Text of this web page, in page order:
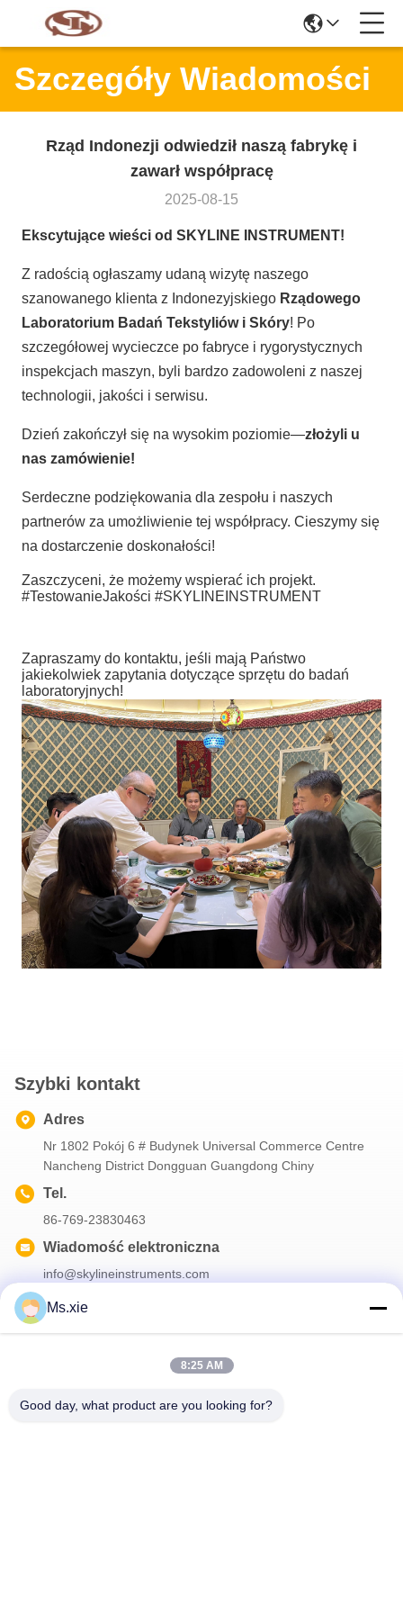
Szczegóły Wiadomości
Rząd Indonezji odwiedził naszą fabrykę i
zawarł współpracę
2025-08-15
Ekscytujące wieści od SKYLINE INSTRUMENT!
Z radością ogłaszamy udaną wizytę naszego
szanowanego klienta z Indonezyjskiego ​ ​Rządowego
Laboratorium Badań Tekstyliów i Skóry​​! Po
szczegółowej wycieczce po fabryce i rygorystycznych
inspekcjach maszyn, byli bardzo zadowoleni z naszej
technologii, jakości i serwisu.
Dzień zakończył się na wysokim poziomie—​​złożyli u
nas zamówienie!​
Serdeczne podziękowania dla zespołu i naszych
partnerów za umożliwienie tej współpracy. Cieszymy się
na dostarczenie doskonałości!
Zaszczyceni, że możemy wspierać ich projekt.
#TestowanieJakości #SKYLINEINSTRUMENT
Zapraszamy do kontaktu, jeśli mają Państwo
jakiekolwiek zapytania dotyczące sprzętu do badań
laboratoryjnych!
Szybki kontakt
Adres
Nr 1802 Pokój 6 # Budynek Universal Commerce Centre
Nancheng District Dongguan Guangdong Chiny
Tel.
86-769-23830463
Wiadomość elektroniczna
info@skylineinstruments.com
Zapisz się do naszego biuletynu z rabatami i innymi informacjami.
Ms.xie
8:25 AM
Good day, what product are you looking for?